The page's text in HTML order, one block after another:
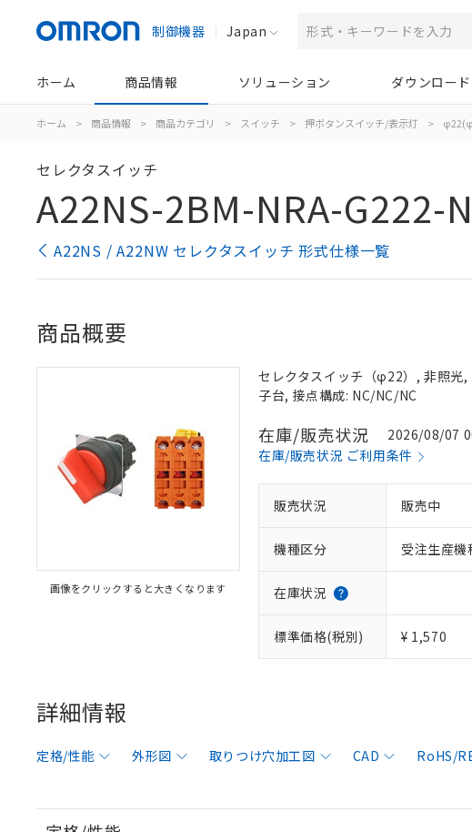
制御機器 Japan
ホーム 商品情報 ソリューション ダウンロード
ホーム > 商品情報 > 商品カテゴリ > スイッチ > 押ボタンスイッチ/表示灯 >
セレクタスイッチ
A22NS-2BM-NRA-G222-
A22NS / A22NW セレクタスイッチ 形式仕様一覧
商品概要
画像をクリックすると大きくなります
セレクタスイッチ（φ22）, 非照光
子台, 接点構成: NC/NC/NC
在庫/販売状況
2026/08/07
在庫/販売状況 ご利用条件
販売状況 販売中
機種区分 受注生産機
在庫状況
標準価格(税別) ¥ 1,570
詳細情報
定格/性能 外形図 取りつけ穴加工図 CAD RoHS/